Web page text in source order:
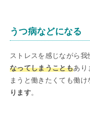
うつ病などになる
ストレスを感じながら
なってしまうこともあり
まうと働きたくても働け
ります。